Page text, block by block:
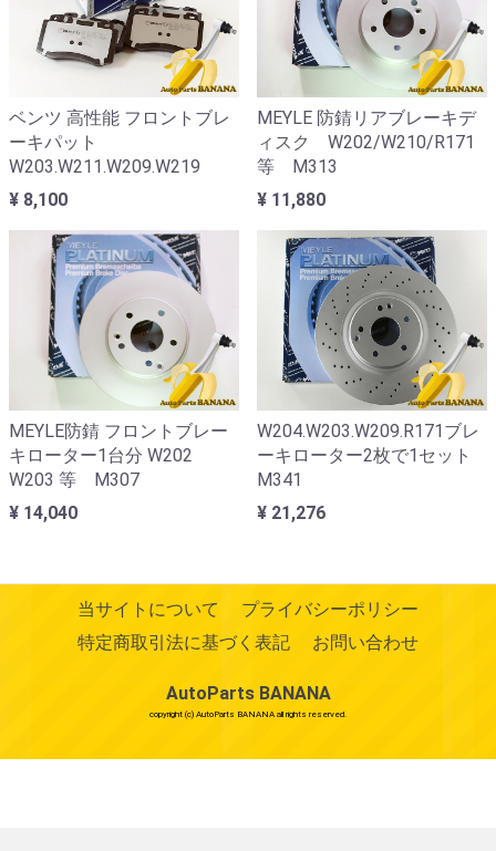
ベンツ 高性能 フロントブレ
ーキパット
W203.W211.W209.W219
¥ 8,100
MEYLE 防錆リアブレーキデ
ィスク W202/W210/R171
等 M313
¥ 11,880
MEYLE防錆 フロントブレー
キローター1台分 W202
W203 等 M307
¥ 14,040
W204.W203.W209.R171ブレ
ーキローター2枚で1セット
M341
¥ 21,276
当サイトについて
プライバシーポリシー
特定商取引法に基づく表記
お問い合わせ
AutoParts BANANA
copyright (c) AutoParts BANANA all rights reserved.